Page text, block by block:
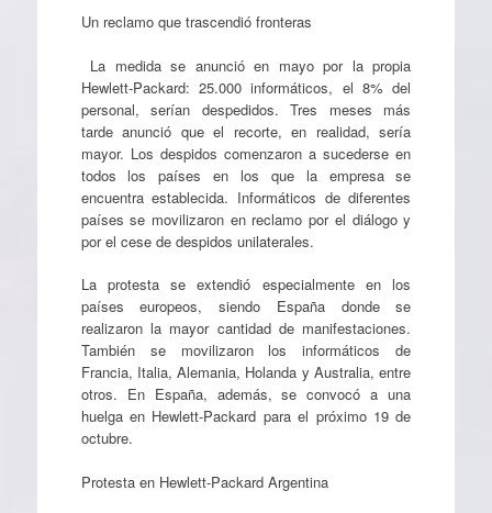
Un reclamo que trascendió fronteras
La medida se anunció en mayo por la propia
Hewlett-Packard: 25.000 informáticos, el 8% del
personal, serían despedidos. Tres meses más
tarde anunció que el recorte, en realidad, sería
mayor. Los despidos comenzaron a sucederse en
todos los países en los que la empresa se
encuentra establecida. Informáticos de diferentes
países se movilizaron en reclamo por el diálogo y
por el cese de despidos unilaterales.
La protesta se extendió especialmente en los
países europeos, siendo España donde se
realizaron la mayor cantidad de manifestaciones.
También se movilizaron los informáticos de
Francia, Italia, Alemania, Holanda y Australia, entre
otros. En España, además, se convocó a una
huelga en Hewlett-Packard para el próximo 19 de
octubre.
Protesta en Hewlett-Packard Argentina